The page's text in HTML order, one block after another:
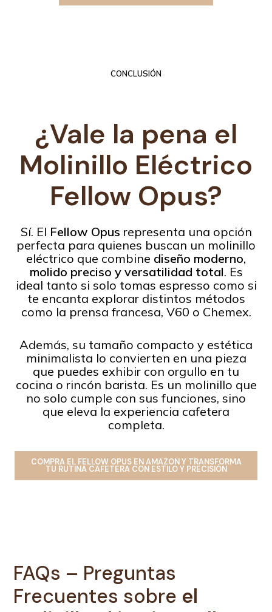
CONCLUSIÓN
¿Vale la pena el
Molinillo Eléctrico
Fellow Opus?
Sí. El Fellow Opus representa una opción
perfecta para quienes buscan un molinillo
eléctrico que combine diseño moderno,
molido preciso y versatilidad total. Es
ideal tanto si solo tomas espresso como si
te encanta explorar distintos métodos
como la prensa francesa, V60 o Chemex.
Además, su tamaño compacto y estética
minimalista lo convierten en una pieza
que puedes exhibir con orgullo en tu
cocina o rincón barista. Es un molinillo que
no solo cumple con sus funciones, sino
que eleva la experiencia cafetera
completa.
COMPRA EL FELLOW OPUS EN AMAZON Y TRANSFORMA
TU RUTINA CAFETERA CON ESTILO Y PRECISIÓN
FAQs – Preguntas
Frecuentes sobre el